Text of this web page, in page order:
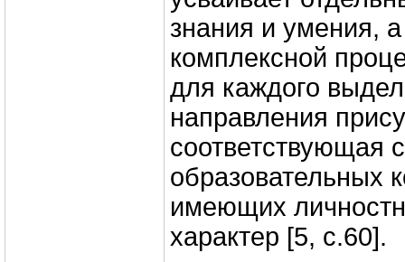
знания и умения,
комплексной
для каждого
направления
соответствующая
образовательных
имеющих
характер [5, с.60].